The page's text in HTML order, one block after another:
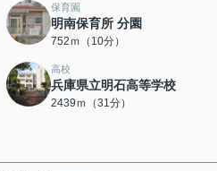
保育園
明南保育所 分園
752ｍ（10分）
高校
兵庫県立明石高等学校
2439ｍ（31分）